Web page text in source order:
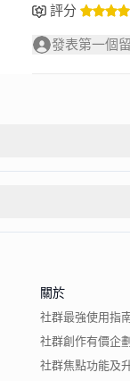
評分
發表第一個
關於
社群最強使用指
社群創作有價企
社群焦點功能及